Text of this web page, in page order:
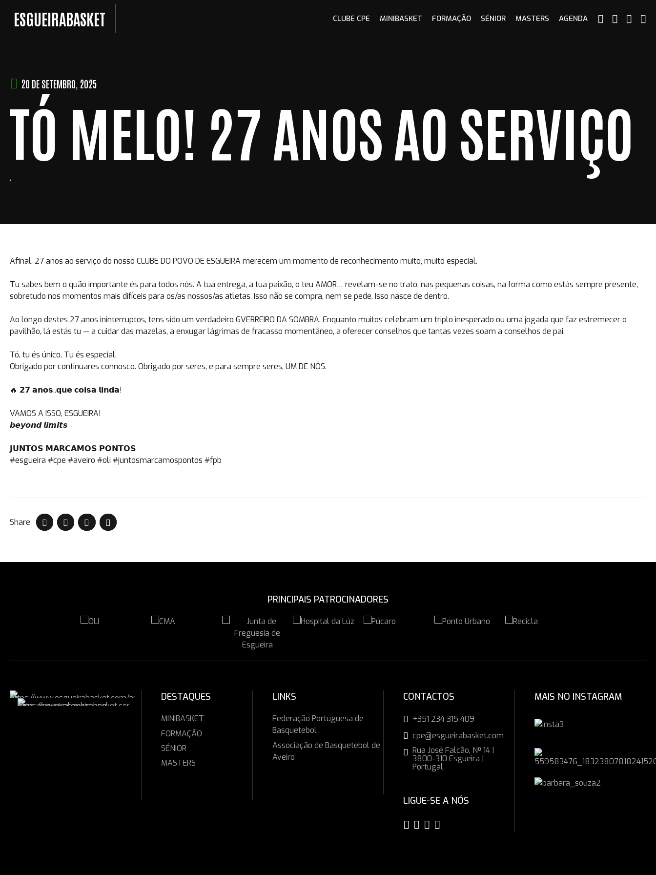
content
ESGUEIRABASKET CLUBE CPE MINIBASKET FORMAÇÃO SÉNIOR MASTERS AGENDA
20 DE SETEMBRO, 2025
TÓ MELO! 27 ANOS AO SERVIÇO
.
Afinal, 27 anos ao serviço do nosso CLUBE DO POVO DE ESGUEIRA merecem um momento de reconhecimento muito, muito especial.
Tu sabes bem o quão importante és para todos nós. A tua entrega, a tua paixão, o teu AMOR… revelam-se no trato, nas pequenas coisas, na forma como estás sempre presente,
sobretudo nos momentos mais difíceis para os/as nossos/as atletas. Isso não se compra, nem se pede. Isso nasce de dentro.
Ao longo destes 27 anos ininterruptos, tens sido um verdadeiro GVERREIRO DA SOMBRA. Enquanto muitos celebram um triplo inesperado ou uma jogada que faz estremecer o
pavilhão, lá estás tu — a cuidar das mazelas, a enxugar lágrimas de fracasso momentâneo, a oferecer conselhos que tantas vezes soam a conselhos de pai.
Tó, tu és único. Tu és especial.
Obrigado por continuares connosco. Obrigado por seres, e para sempre seres, UM DE NÓS.
🔥 𝟮𝟳 𝗮𝗻𝗼𝘀..𝗾𝘂𝗲 𝗰𝗼𝗶𝘀𝗮 𝗹𝗶𝗻𝗱𝗮!
VAMOS A ISSO, ESGUEIRA!
𝙗𝙚𝙮𝙤𝙣𝙙 𝙡𝙞𝙢𝙞𝙩𝙨
𝗝𝗨𝗡𝗧𝗢𝗦 𝗠𝗔𝗥𝗖𝗔𝗠𝗢𝗦 𝗣𝗢𝗡𝗧𝗢𝗦
#esgueira #cpe #aveiro #oli #juntosmarcamospontos #fpb
Share
PRINCIPAIS PATROCINADORES
DESTAQUES
MINIBASKET
FORMAÇÃO
SÉNIOR
MASTERS
LINKS
Federação Portuguesa de
Basquetebol
Associação de Basquetebol de
Aveiro
CONTACTOS
+351 234 315 409
cpe@esgueirabasket.com
Rua José Falcão, Nº 14 |
3800-310 Esgueira |
Portugal
LIGUE-SE A NÓS
MAIS NO INSTAGRAM